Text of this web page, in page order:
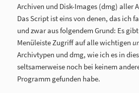
Archiven und Disk-Images (dmg) aller
Das Script ist eins von denen, das ich
und zwar aus folgendem Grund: Es
Menüleiste Zugriff auf alle wichtigen
Archivtypen und dmg, wie ich es in
seltsamerweise noch bei keinem
Programm gefunden habe.